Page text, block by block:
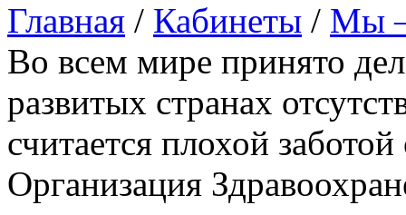
Главная / Кабинеты / Мы
Во всем мире принято
развитых странах
считается плохой
Организация